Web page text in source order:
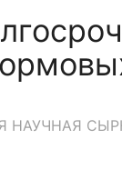
НАУЧНАЯ